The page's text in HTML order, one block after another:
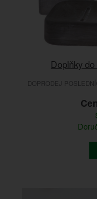
Doplňky
DOPRODEJ